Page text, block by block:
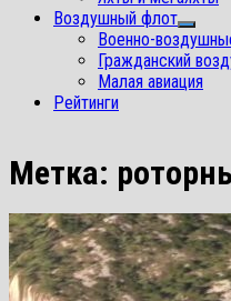
Воздушный флот
Военно-
Гражданский
Малая авиация
Рейтинги
Метка: